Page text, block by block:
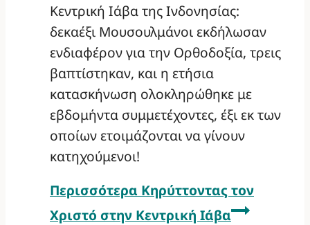
Κεντρική Ιάβα της Ινδονησίας:
δεκαέξι Μουσουλμάνοι εκδήλωσαν
ενδιαφέρον για την Ορθοδοξία, τρεις
βαπτίστηκαν, και η ετήσια
κατασκήνωση ολοκληρώθηκε με
εβδομήντα συμμετέχοντες, έξι εκ των
οποίων ετοιμάζονται να γίνουν
κατηχούμενοι!
Περισσότερα Κηρύττοντας τον
Χριστό στην Κεντρική Ιάβα